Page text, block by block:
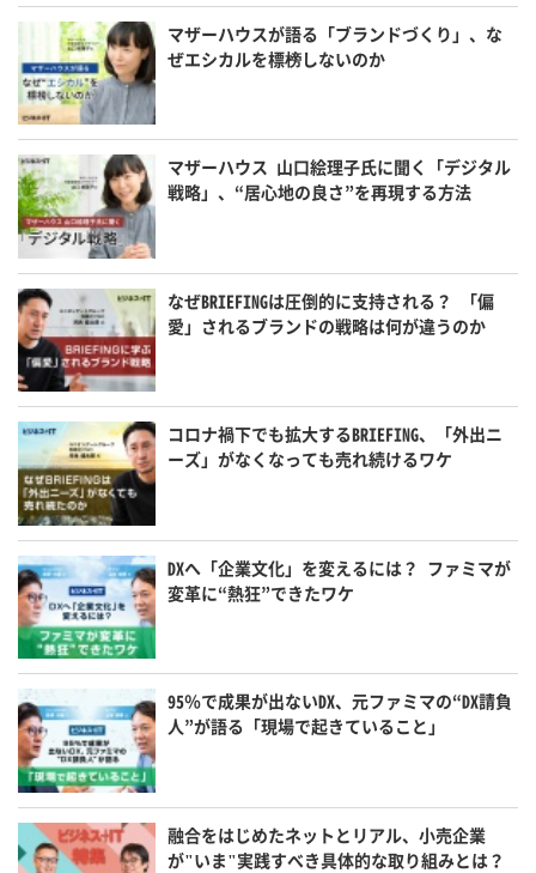
マザーハウスが語る「ブランドづくり」、な
ぜエシカルを標榜しないのか
マザーハウス 山口絵理子氏に聞く「デジタル
戦略」、“居心地の良さ”を再現する方法
なぜBRIEFINGは圧倒的に支持される？ 「偏
愛」されるブランドの戦略は何が違うのか
コロナ禍下でも拡大するBRIEFING、「外出ニ
ーズ」がなくなっても売れ続けるワケ
DXへ「企業文化」を変えるには？ ファミマが
変革に“熱狂”できたワケ
95％で成果が出ないDX、元ファミマの“DX請負
人”が語る「現場で起きていること」
融合をはじめたネットとリアル、小売企業
が"いま"実践すべき具体的な取り組みとは？